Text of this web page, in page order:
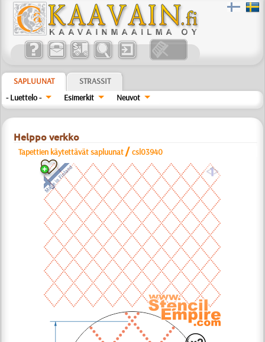
SAPLUUNAT
STRASSIT
- Luettelo -
Esimerkit Neuvot
Helppo verkko
Tapettien käytettävät sapluunat /csl03940
a